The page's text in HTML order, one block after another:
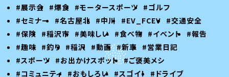
#展示会 #爆食 #モータースポーツ #ゴルフ
#セミナー
#名古屋北 #中川 #EV_FCEV #交通安全
#保険 #稲沢市 #美味しい #食べ物 #イベント
#報告
#趣味 #釣り #稲沢 #動画 #新車 #営業日記
#スポーツ #お出かけスポット #ご褒美メシ
#コミュニティ
#おもしろい #スゴイ！ #ドライブ